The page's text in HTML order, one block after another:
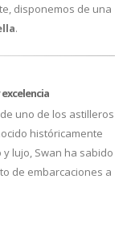
disponemos de una
.
uno de los astilleros
históricamente
lujo, Swan ha sabido
de embarcaciones a